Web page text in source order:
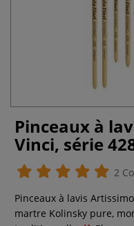
Pinceaux à
Vinci, série
2
Pinceaux à lavis
martre Kolinsky pure,